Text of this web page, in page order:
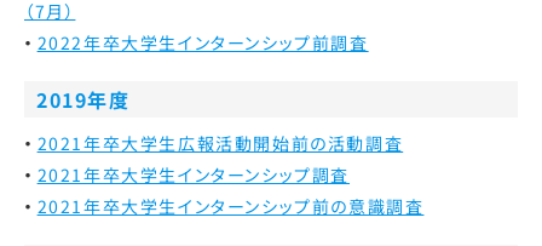
（7月）
2022年卒大学生インターンシップ前調査
2019年度
2021年卒大学生広報活動開始前の活動調査
2021年卒大学生インターンシップ調査
2021年卒大学生インターンシップ前の意識調査